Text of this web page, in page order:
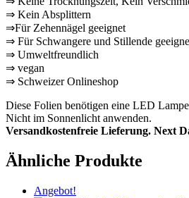
⇒ Kein Absplittern
⇒Für Zehennägel geeignet
⇒ Für Schwangere und Stillende
⇒ Umweltfreundlich
⇒ vegan
⇒ Schweizer Onlineshop
Diese Folien benötigen eine LED
Nicht im Sonnenlicht anwenden.
Versandkostenfreie Lieferung. Next
Ähnliche Produkte
Angebot!